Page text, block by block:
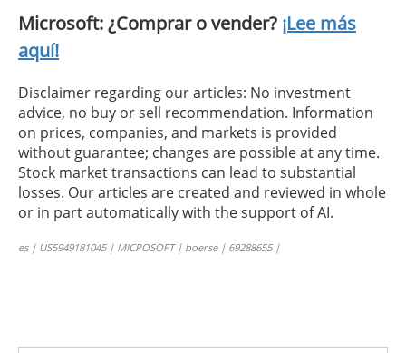
Microsoft: ¿Comprar o vender? ¡Lee más
aquí!
Disclaimer regarding our articles: No investment
advice, no buy or sell recommendation. Information
on prices, companies, and markets is provided
without guarantee; changes are possible at any time.
Stock market transactions can lead to substantial
losses. Our articles are created and reviewed in whole
or in part automatically with the support of AI.
es | US5949181045 | MICROSOFT | boerse | 69288655 |